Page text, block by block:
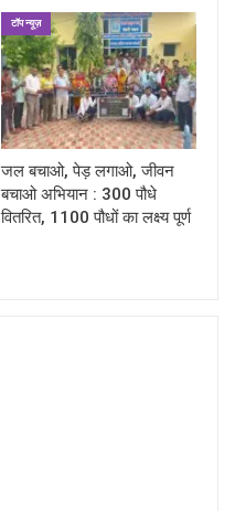
टॉप न्यूज़
जल बचाओ, पेड़ लगाओ, जीवन
बचाओ अभियान : 300 पौधे
वितरित, 1100 पौधों का लक्ष्य पूर्ण